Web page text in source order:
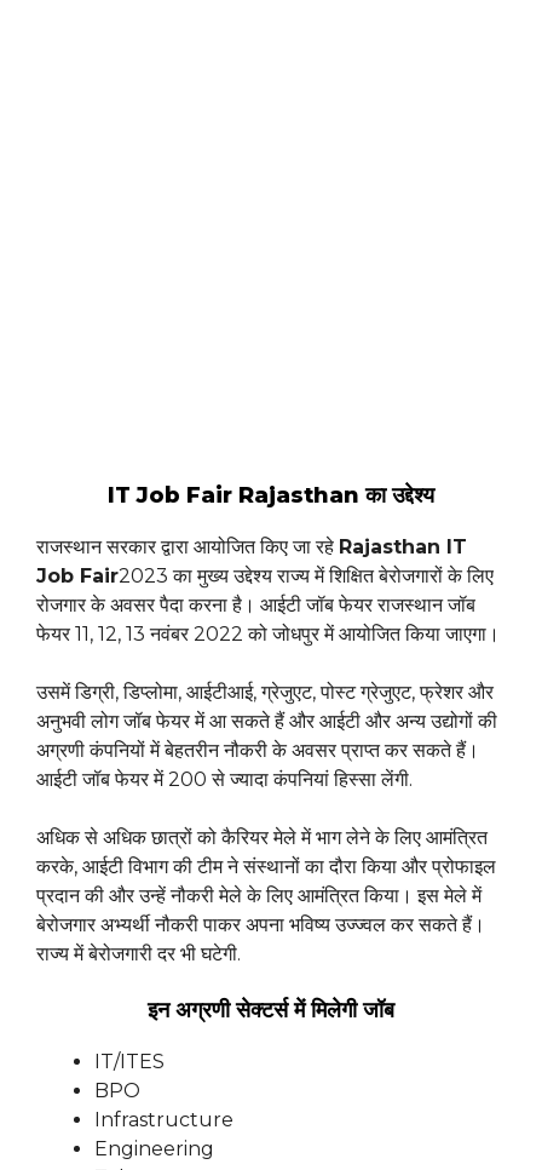
IT Job Fair Rajasthan का उद्देश्य
राजस्थान सरकार द्वारा आयोजित किए जा रहे Rajasthan IT
Job Fair2023 का मुख्य उद्देश्य राज्य में शिक्षित बेरोजगारों के लिए
रोजगार के अवसर पैदा करना है। आईटी जॉब फेयर राजस्थान जॉब
फेयर 11, 12, 13 नवंबर 2022 को जोधपुर में आयोजित किया जाएगा।
उसमें डिग्री, डिप्लोमा, आईटीआई, ग्रेजुएट, पोस्ट ग्रेजुएट, फ्रेशर और
अनुभवी लोग जॉब फेयर में आ सकते हैं और आईटी और अन्य उद्योगों की
अग्रणी कंपनियों में बेहतरीन नौकरी के अवसर प्राप्त कर सकते हैं।
आईटी जॉब फेयर में 200 से ज्यादा कंपनियां हिस्सा लेंगी.
अधिक से अधिक छात्रों को कैरियर मेले में भाग लेने के लिए आमंत्रित
करके, आईटी विभाग की टीम ने संस्थानों का दौरा किया और प्रोफाइल
प्रदान की और उन्हें नौकरी मेले के लिए आमंत्रित किया। इस मेले में
बेरोजगार अभ्यर्थी नौकरी पाकर अपना भविष्य उज्ज्वल कर सकते हैं।
राज्य में बेरोजगारी दर भी घटेगी.
इन अग्रणी सेक्टर्स में मिलेगी जॉब
IT/ITES
BPO
Infrastructure
Engineering